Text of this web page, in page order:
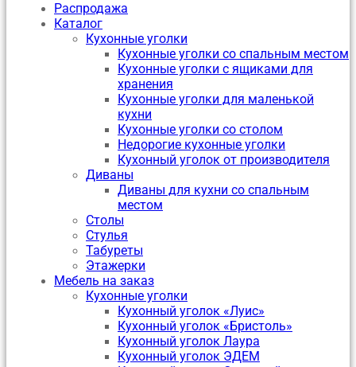
Распродажа
Каталог
Кухонные уголки
Кухонные уголки со спальным местом
Кухонные уголки с ящиками для
хранения
Кухонные уголки для маленькой
кухни
Кухонные уголки со столом
Недорогие кухонные уголки
Кухонный уголок от производителя
Диваны
Диваны для кухни со спальным
местом
Столы
Стулья
Табуреты
Этажерки
Мебель на заказ
Кухонные уголки
Кухонный уголок «Луис»
Кухонный уголок «Бристоль»
Кухонный уголок Лаура
Кухонный уголок ЭДЕМ